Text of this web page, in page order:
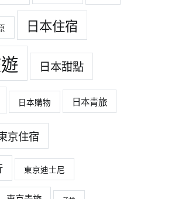
日本住宿
日本甜點
日本購物 日本青旅
京住宿
東京迪士尼